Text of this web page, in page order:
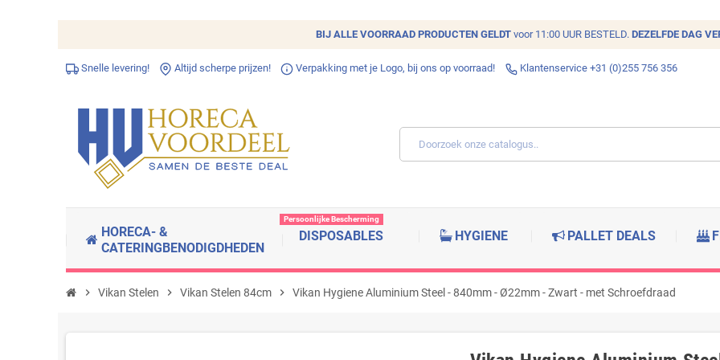
BIJ ALLE VOORRAAD PRODUCTEN GELDT voor 11:00 UUR BESTELD. DEZELFDE DAG
Snelle levering! Altijd scherpe prijzen! Verpakking met je Logo, bij ons op voorraad! Klantenservice +31 (0)255 756 356
HORECA- &
CATERINGBENODIGDHEDEN
DISPOSABLES
Persoonlijke Bescherming
HYGIENE PALLET DEALS
chevron_right Vikan Stelen chevron_right Vikan Stelen 84cm chevron_right Vikan Hygiene Aluminium Steel - 840mm - Ø22mm - Zwart - met Schroefdraad